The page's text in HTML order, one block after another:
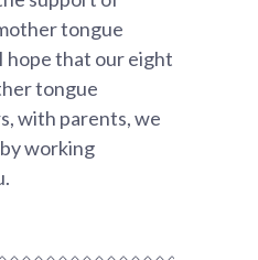
tongue
hope that our eight
tongue
with parents, we
working